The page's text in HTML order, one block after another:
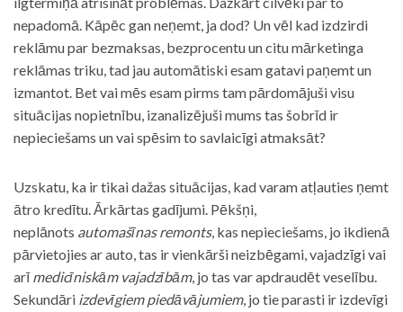
nepadomā. Kāpēc gan neņemt, ja dod? Un vēl kad izdzirdi
reklāmu par bezmaksas, bezprocentu un citu mārketinga
reklāmas triku, tad jau automātiski esam gatavi paņemt un
izmantot. Bet vai mēs esam pirms tam pārdomājuši visu
situācijas nopietnību, izanalizējuši mums tas šobrīd ir
nepieciešams un vai spēsim to savlaicīgi atmaksāt?
Uzskatu, ka ir tikai dažas situācijas, kad varam atļauties ņemt
ātro kredītu. Ārkārtas gadījumi. Pēkšņi,
neplānots automašīnas remonts, kas nepieciešams, jo ikdienā
pārvietojies ar auto, tas ir vienkārši neizbēgami, vajadzīgi vai
arīmedicīniskām vajadzībām, jo tas var apdraudēt veselību.
Sekundāri izdevīgiem piedāvājumiem, jo tie parasti ir izdevīgi